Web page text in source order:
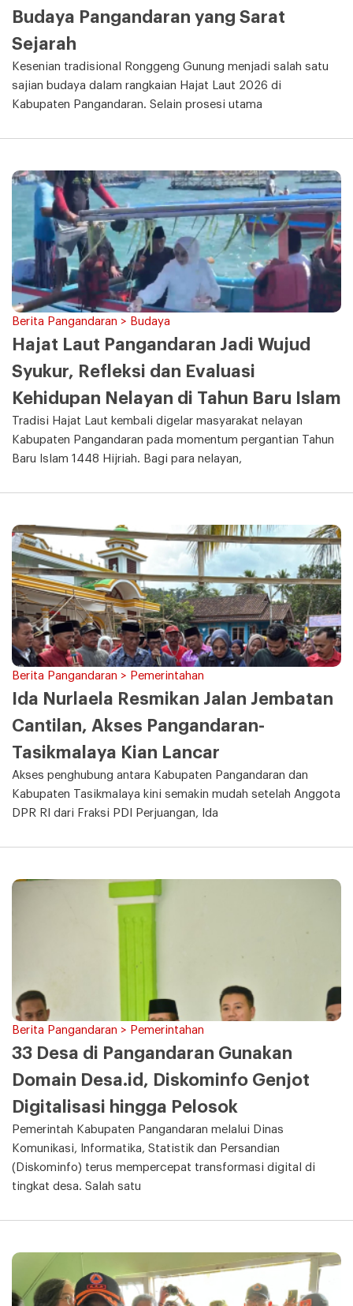
Budaya Pangandaran yang Sarat
Sejarah
Kesenian tradisional Ronggeng Gunung menjadi salah satu
sajian budaya dalam rangkaian Hajat Laut 2026 di
Kabupaten Pangandaran. Selain prosesi utama
Berita Pangandaran > Budaya
Hajat Laut Pangandaran Jadi Wujud
Syukur, Refleksi dan Evaluasi
Kehidupan Nelayan di Tahun Baru Islam
Tradisi Hajat Laut kembali digelar masyarakat nelayan
Kabupaten Pangandaran pada momentum pergantian Tahun
Baru Islam 1448 Hijriah. Bagi para nelayan,
Berita Pangandaran > Pemerintahan
Ida Nurlaela Resmikan Jalan Jembatan
Cantilan, Akses Pangandaran-
Tasikmalaya Kian Lancar
Akses penghubung antara Kabupaten Pangandaran dan
Kabupaten Tasikmalaya kini semakin mudah setelah Anggota
DPR RI dari Fraksi PDI Perjuangan, Ida
Berita Pangandaran > Pemerintahan
33 Desa di Pangandaran Gunakan
Domain Desa.id, Diskominfo Genjot
Digitalisasi hingga Pelosok
Pemerintah Kabupaten Pangandaran melalui Dinas
Komunikasi, Informatika, Statistik dan Persandian
(Diskominfo) terus mempercepat transformasi digital di
tingkat desa. Salah satu